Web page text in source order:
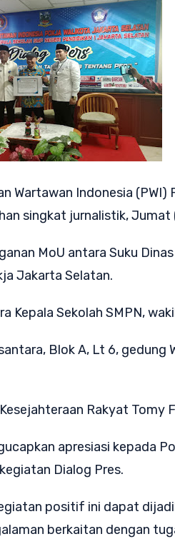
Wartawan Indonesia (PWI)
singkat jurnalistik, Jumat
MoU antara Suku
Jakarta Selatan.
Kepala Sekolah SMPN,
Blok A, Lt 6, gedung
Rakyat Tomy
apresiasi kepada
Dialog Pres.
positif ini dapat
berkaitan dengan